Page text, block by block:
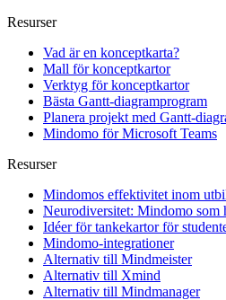
Resurser
Vad är en konceptkarta?
Mall för konceptkartor
Verktyg för konceptkartor
Bästa Gantt-diagramprogram
Planera projekt med Gantt-
Mindomo för Microsoft Teams
Resurser
Mindomos effektivitet inom
Neurodiversitet: Mindomo som
Idéer för tankekartor för
Mindomo-integrationer
Alternativ till Mindmeister
Alternativ till Xmind
Alternativ till Mindmanager